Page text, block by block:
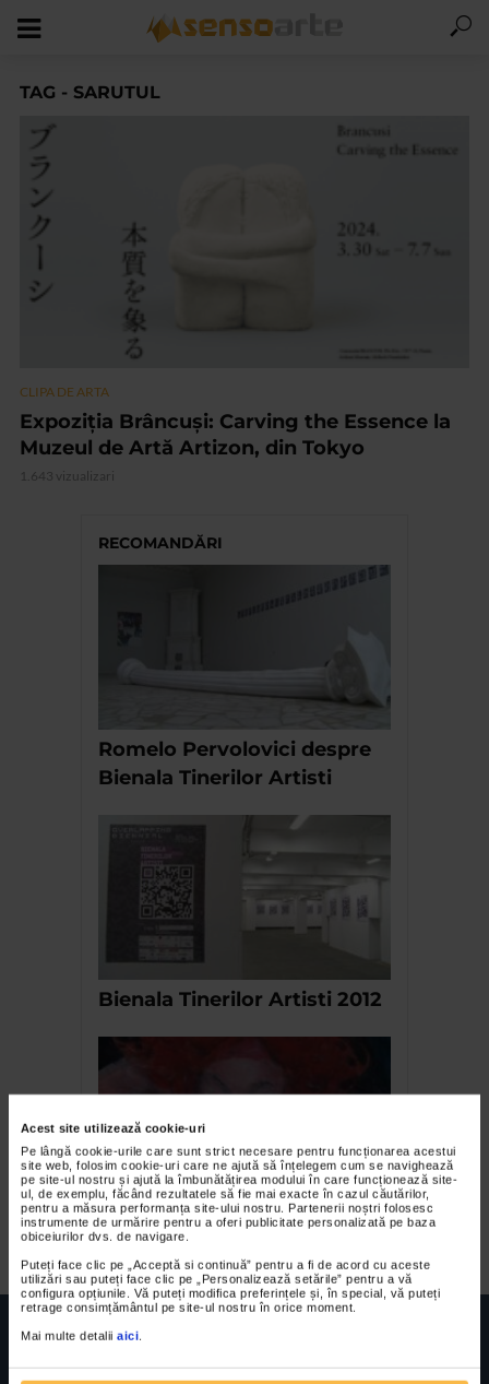
Acest site utilizează cookie-uri
Pe lângă cookie-urile care sunt strict necesare pentru funcționarea acestui
site web, folosim cookie-uri care ne ajută să înțelegem cum se navighează
pe site-ul nostru și ajută la îmbunătățirea modului în care funcționează site-
ul, de exemplu, făcând rezultatele să fie mai exacte în cazul căutărilor,
pentru a măsura performanța site-ului nostru. Partenerii noștri folosesc
instrumente de urmărire pentru a oferi publicitate personalizată pe baza
obiceiurilor dvs. de navigare.
Puteți face clic pe „Acceptă si continuă” pentru a fi de acord cu aceste
utilizări sau puteți face clic pe „Personalizează setările” pentru a vă
configura opțiunile. Vă puteți modifica preferințele și, în special, vă puteți
retrage consimțământul pe site-ul nostru în orice moment.
Mai multe detalii aici
TAG - SARUTUL
CLIPA DE ARTA
Expoziţia Brâncuși: Carving the Essence la
Muzeul de Artă Artizon, din Tokyo
1.643 vizualizari
RECOMANDĂRI
Romelo Pervolovici despre
Bienala Tinerilor Artisti
Bienala Tinerilor Artisti 2012
Expozitia Project: Human